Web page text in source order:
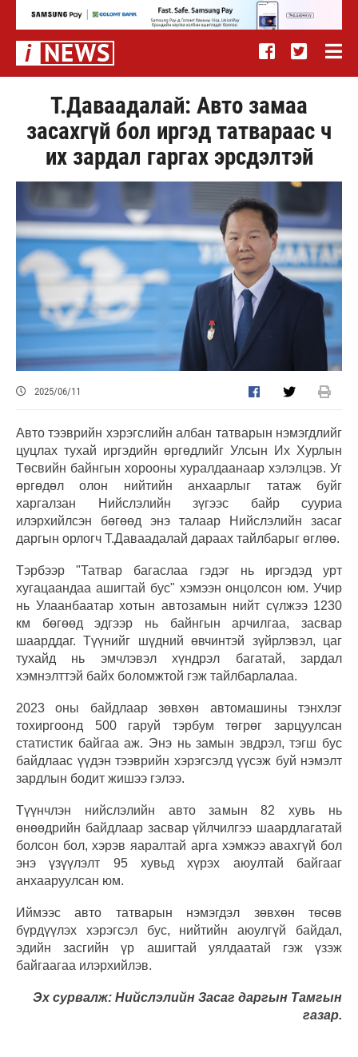
Т.Даваадалай: Авто замаа
засахгүй бол иргэд татвараас ч
их зардал гаргах эрсдэлтэй
2025/06/11
Авто тээврийн хэрэгслийн албан татварын нэмэгдлийг
цуцлах тухай иргэдийн өргөдлийг Улсын Их Хурлын
Төсвийн байнгын хорооны хуралдаанаар хэлэлцэв. Уг
өргөдөл олон нийтийн анхаарлыг татаж буйг
харгалзан Нийслэлийн зүгээс байр сууриа
илэрхийлсэн бөгөөд энэ талаар Нийслэлийн засаг
даргын орлогч Т.Даваадалай дараах тайлбарыг өглөө.
Тэрбээр "Татвар багаслаа гэдэг нь иргэдэд урт
хугацаандаа ашигтай бус" хэмээн онцолсон юм. Учир
нь Улаанбаатар хотын автозамын нийт сүлжээ 1230
км бөгөөд эдгээр нь байнгын арчилгаа, засвар
шаарддаг. Түүнийг шүдний өвчинтэй зүйрлэвэл, цаг
тухайд нь эмчлэвэл хүндрэл багатай, зардал
хэмнэлттэй байх боломжтой гэж тайлбарлалаа.
2023 оны байдлаар зөвхөн автомашины тэнхлэг
тохиргоонд 500 гаруй тэрбум төгрөг зарцуулсан
статистик байгаа аж. Энэ нь замын эвдрэл, тэгш бус
байдлаас үүдэн тээврийн хэрэгсэлд үүсэж буй нэмэлт
зардлын бодит жишээ гэлээ.
Түүнчлэн нийслэлийн авто замын 82 хувь нь
өнөөдрийн байдлаар засвар үйлчилгээ шаардлагатай
болсон бол, хэрэв яаралтай арга хэмжээ авахгүй бол
энэ үзүүлэлт 95 хувьд хүрэх аюултай байгааг
анхааруулсан юм.
Иймээс авто татварын нэмэгдэл зөвхөн төсөв
бүрдүүлэх хэрэгсэл бус, нийтийн аюулгүй байдал,
эдийн засгийн үр ашигтай уялдаатай гэж үзэж
байгаагаа илэрхийлэв.
Эх сурвалж: Нийслэлийн Засаг даргын Тамгын
газар.